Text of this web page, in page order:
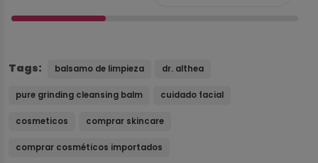
Tags: balsamo de limpieza dr. althea
pure grinding cleansing balm cuidado facial
cosmeticos comprar skincare
comprar cosméticos importados